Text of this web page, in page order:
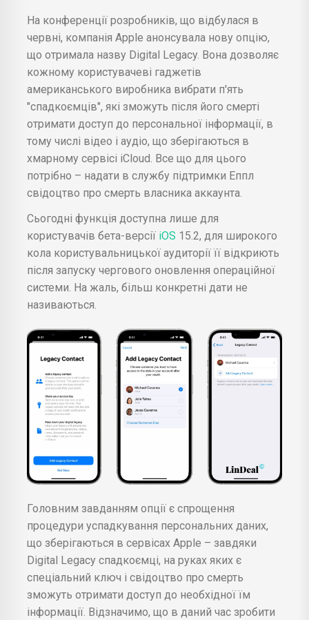
На конференції розробників, що відбулася в
червні, компанія Apple анонсувала нову опцію,
що отримала назву Digital Legacy. Вона дозволяє
кожному користувачеві гаджетів
американського виробника вибрати п'ять
"спадкоємців", які зможуть після його смерті
отримати доступ до персональної інформації, в
тому числі відео і аудіо, що зберігаються в
хмарному сервісі iCloud. Все що для цього
потрібно – надати в службу підтримки Еппл
свідоцтво про смерть власника аккаунта.
Сьогодні функція доступна лише для
користувачів бета-версії iOS 15.2, для широкого
кола користувальницької аудиторії її відкриють
після запуску чергового оновлення операційної
системи. На жаль, більш конкретні дати не
називаються.
Головним завданням опції є спрощення
процедури успадкування персональних даних,
що зберігаються в сервісах Apple – завдяки
Digital Legacy спадкоємці, на руках яких є
спеціальний ключ і свідоцтво про смерть
зможуть отримати доступ до необхідної їм
інформації. Відзначимо, що в даний час зробити